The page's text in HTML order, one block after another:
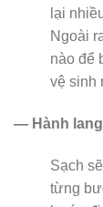
lại
Ngoài
nào để
vệ sinh
— Hành
Sạch
từng